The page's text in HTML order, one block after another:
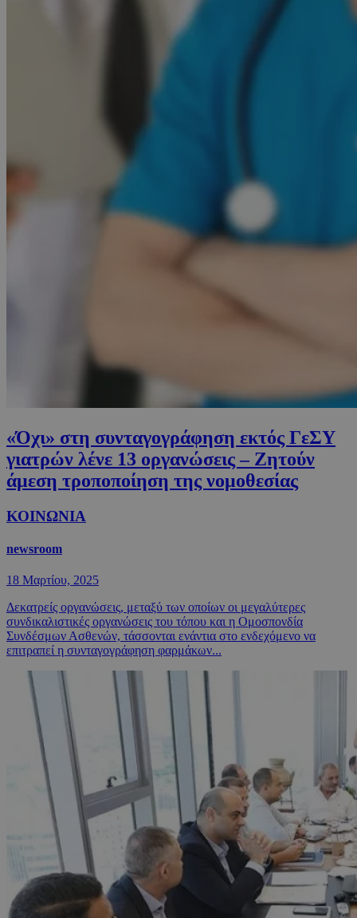
«Όχι» στη συνταγογράφηση εκτός ΓεΣΥ
γιατρών λένε 13 οργανώσεις – Ζητούν
άμεση τροποποίηση της νομοθεσίας
ΚΟΙΝΩΝΙΑ
newsroom
18 Μαρτίου, 2025
Δεκατρείς οργανώσεις, μεταξύ των οποίων οι μεγαλύτερες
συνδικαλιστικές οργανώσεις του τόπου και η Ομοσπονδία
Συνδέσμων Ασθενών, τάσσονται ενάντια στο ενδεχόμενο να
επιτραπεί η συνταγογράφηση φαρμάκων...